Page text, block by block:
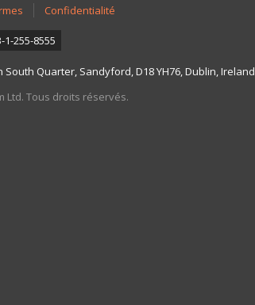
Confidentialité
255-8555
South Quarter, Sandyford, D18 YH76, Dublin, Ireland
Ltd. Tous droits réservés.